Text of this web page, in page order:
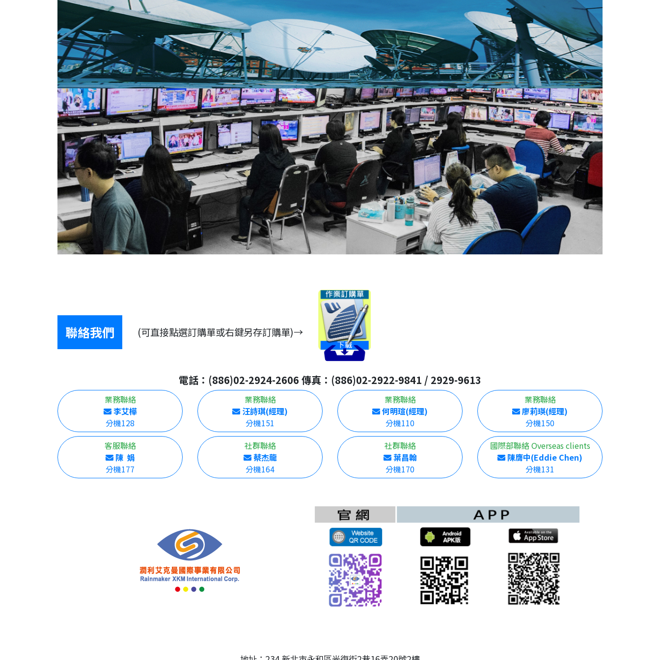
聯絡我們 (可直接點選訂購單或右鍵另存訂購單)→
電話：(886)02-2924-2606 傳真：(886)02-2922-9841 / 2929-9613
業務聯絡
李艾樺
分機128
業務聯絡
汪詩琪(經理)
分機151
業務聯絡
何明瑄(經理)
分機110
業務聯絡
廖莉瑛(經理)
分機150
客服聯絡
陳 娟
分機177
社群聯絡
蔡杰龍
分機164
社群聯絡
葉昌翰
分機170
國際部聯絡 Overseas clients
陳膺中(Eddie Chen)
分機131